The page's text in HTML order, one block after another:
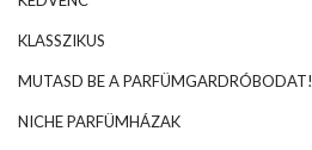
KLASSZIKUS
MUTASD BE A PARFÜMGARDRÓBODAT!
NICHE PARFÜMHÁZAK